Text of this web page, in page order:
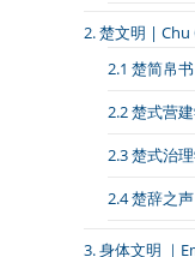
2. 楚文明 | Chu
2.1 楚简帛
2.2 楚式营
2.3 楚式治
2.4 楚辞之
3. 身体文明 ｜